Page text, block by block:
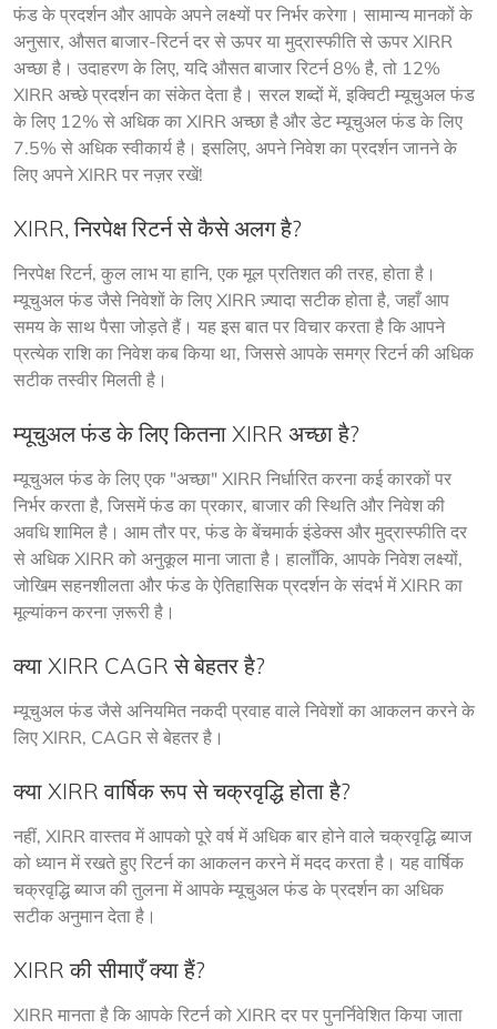
फंड के प्रदर्शन और आपके अपने लक्ष्यों पर निर्भर करेगा। सामान्य मानकों के
अनुसार, औसत बाजार-रिटर्न दर से ऊपर या मुद्रास्फीति से ऊपर XIRR
अच्छा है। उदाहरण के लिए, यदि औसत बाजार रिटर्न 8% है, तो 12%
XIRR अच्छे प्रदर्शन का संकेत देता है। सरल शब्दों में, इक्विटी म्यूचुअल फंड
के लिए 12% से अधिक का XIRR अच्छा है और डेट म्यूचुअल फंड के लिए
7.5% से अधिक स्वीकार्य है। इसलिए, अपने निवेश का प्रदर्शन जानने के
लिए अपने XIRR पर नज़र रखें!
XIRR, निरपेक्ष रिटर्न से कैसे अलग है?
निरपेक्ष रिटर्न, कुल लाभ या हानि, एक मूल प्रतिशत की तरह, होता है।
म्यूचुअल फंड जैसे निवेशों के लिए XIRR ज़्यादा सटीक होता है, जहाँ आप
समय के साथ पैसा जोड़ते हैं। यह इस बात पर विचार करता है कि आपने
प्रत्येक राशि का निवेश कब किया था, जिससे आपके समग्र रिटर्न की अधिक
सटीक तस्वीर मिलती है।
म्यूचुअल फंड के लिए कितना XIRR अच्छा है?
म्यूचुअल फंड के लिए एक "अच्छा" XIRR निर्धारित करना कई कारकों पर
निर्भर करता है, जिसमें फंड का प्रकार, बाजार की स्थिति और निवेश की
अवधि शामिल है। आम तौर पर, फंड के बेंचमार्क इंडेक्स और मुद्रास्फीति दर
से अधिक XIRR को अनुकूल माना जाता है। हालाँकि, आपके निवेश लक्ष्यों,
जोखिम सहनशीलता और फंड के ऐतिहासिक प्रदर्शन के संदर्भ में XIRR का
मूल्यांकन करना ज़रूरी है।
क्या XIRR CAGR से बेहतर है?
म्यूचुअल फंड जैसे अनियमित नकदी प्रवाह वाले निवेशों का आकलन करने के
लिए XIRR, CAGR से बेहतर है।
क्या XIRR वार्षिक रूप से चक्रवृद्धि होता है?
नहीं, XIRR वास्तव में आपको पूरे वर्ष में अधिक बार होने वाले चक्रवृद्धि ब्याज
को ध्यान में रखते हुए रिटर्न का आकलन करने में मदद करता है। यह वार्षिक
चक्रवृद्धि ब्याज की तुलना में आपके म्यूचुअल फंड के प्रदर्शन का अधिक
सटीक अनुमान देता है।
XIRR की सीमाएँ क्या हैं?
XIRR मानता है कि आपके रिटर्न को XIRR दर पर पुनर्निवेशित किया जाता